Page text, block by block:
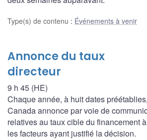
Type(s) de contenu : Événements à venir
Annonce du taux
directeur
9 h 45 (HE)
Chaque année, à huit dates
Canada annonce par voie de
relatives au taux cible du financement
les facteurs ayant justifié la décision.